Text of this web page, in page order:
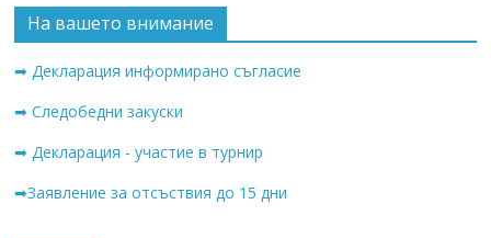
На вашето внимание
➡ Декларация информирано съгласие
➡ Следобедни закуски
➡ Декларация - участие в турнир
➡Заявление за отсъствия до 15 дни